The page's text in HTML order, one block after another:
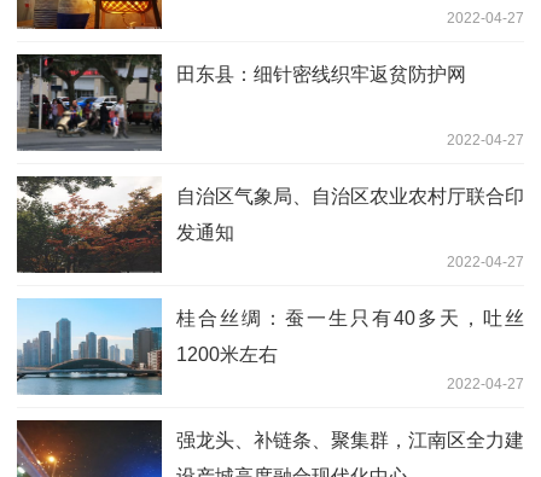
2022-04-27
田东县：细针密线织牢返贫防护网
2022-04-27
自治区气象局、自治区农业农村厅联合印
发通知
2022-04-27
桂合丝绸：蚕一生只有40多天，吐丝
1200米左右
2022-04-27
强龙头、补链条、聚集群，江南区全力建